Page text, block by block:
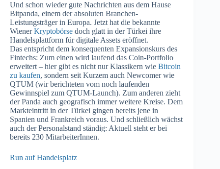
Und schon wieder gute Nachrichten aus dem Hause
Bitpanda, einem der absoluten Branchen-
Leistungsträger in Europa. Jetzt hat die bekannte
WienerKryptobörse doch glatt in der Türkei ihre
Handelsplattform für digitale Assets eröffnet.
Das entspricht dem konsequenten Expansionskurs des
Fintechs: Zum einen wird laufend das Coin-Portfolio
erweitert – hier gibt es nicht nur Klassikern wie Bitcoin
zu kaufen, sondern seit Kurzem auch Newcomer wie
QTUM (wir berichteten vom noch laufenden
Gewinnspiel zum QTUM-Launch). Zum anderen zieht
der Panda auch geografisch immer weitere Kreise. Dem
Markteintritt in der Türkei gingen bereits jene in
Spanien und Frankreich voraus. Und schließlich wächst
auch der Personalstand ständig: Aktuell steht er bei
bereits 230 MitarbeiterInnen.
Run auf Handelsplatz